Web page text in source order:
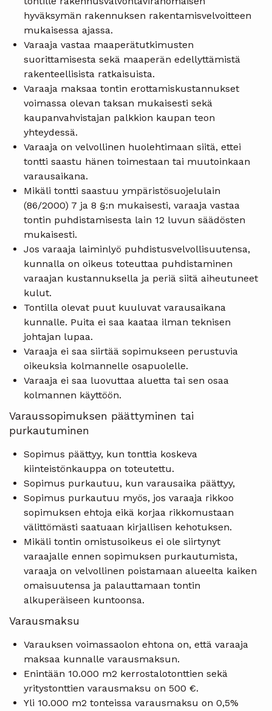
hyväksymän rakennuksen rakentamisvelvoitteen
mukaisessa ajassa.
Varaaja vastaa maaperätutkimusten
suorittamisesta sekä maaperän edellyttämistä
rakenteellisista ratkaisuista.
Varaaja maksaa tontin erottamiskustannukset
voimassa olevan taksan mukaisesti sekä
kaupanvahvistajan palkkion kaupan teon
yhteydessä.
Varaaja on velvollinen huolehtimaan siitä, ettei
tontti saastu hänen toimestaan tai muutoinkaan
varausaikana.
Mikäli tontti saastuu ympäristösuojelulain
(86/2000) 7 ja 8 §:n mukaisesti, varaaja vastaa
tontin puhdistamisesta lain 12 luvun säädösten
mukaisesti.
Jos varaaja laiminlyö puhdistusvelvollisuutensa,
kunnalla on oikeus toteuttaa puhdistaminen
varaajan kustannuksella ja periä siitä aiheutuneet
kulut.
Tontilla olevat puut kuuluvat varausaikana
kunnalle. Puita ei saa kaataa ilman teknisen
johtajan lupaa.
Varaaja ei saa siirtää sopimukseen perustuvia
oikeuksia kolmannelle osapuolelle.
Varaaja ei saa luovuttaa aluetta tai sen osaa
kolmannen käyttöön.
Varaussopimuksen päättyminen tai
purkautuminen
Sopimus päättyy, kun tonttia koskeva
kiinteistönkauppa on toteutettu.
Sopimus purkautuu, kun varausaika päättyy,
Sopimus purkautuu myös, jos varaaja rikkoo
sopimuksen ehtoja eikä korjaa rikkomustaan
välittömästi saatuaan kirjallisen kehotuksen.
Mikäli tontin omistusoikeus ei ole siirtynyt
varaajalle ennen sopimuksen purkautumista,
varaaja on velvollinen poistamaan alueelta kaiken
omaisuutensa ja palauttamaan tontin
alkuperäiseen kuntoonsa.
Varausmaksu
Varauksen voimassaolon ehtona on, että varaaja
maksaa kunnalle varausmaksun.
Enintään 10.000 m2 kerrostalotonttien sekä
yritystonttien varausmaksu on 500 €.
Yli 10.000 m2 tonteissa varausmaksu on 0,5%